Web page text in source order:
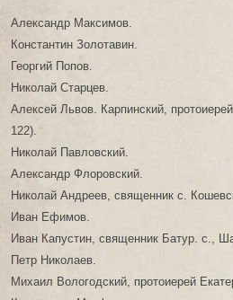
Александр Максимов.
Константин Золотавин.
Георгий Попов.
Николай Старцев.
Алексей Львов. Карпинский,
122).
Николай Павловский.
Александр Флоровский.
Николай Андреев, священник с.
Иван Ефимов.
Иван Капустин, священник Батур. с.,
Петр Николаев.
Михаил Вологодский, протоиерей